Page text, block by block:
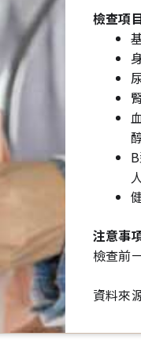
檢查項
注意事
檢查前
資料來